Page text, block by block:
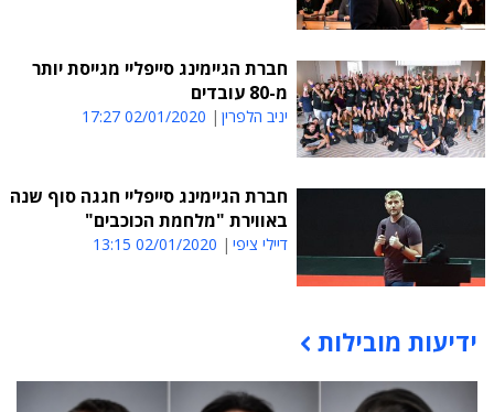
חברת הגיימינג סייפליי מגייסת יותר
מ-80 עובדים
יניב הלפרין 02/01/2020 17:27
חברת הגיימינג סייפליי חגגה סוף שנה
באווירת "מלחמת הכוכבים"
דיילי ציפי 02/01/2020 13:15
תוכן פרסומי
ידיעות מובילות